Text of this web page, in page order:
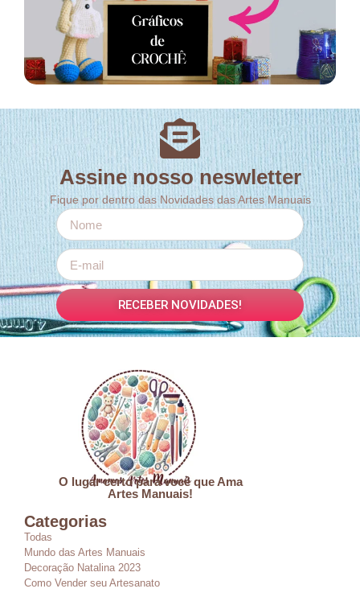
Assine nosso neswletter
Fique por dentro das Novidades das Artes Manuais
RECEBER NOVIDADES!
O lugar certo para você que Ama
Artes Manuais!
Categorias
Todas
Mundo das Artes Manuais
Decoração Natalina 2023
Como Vender seu Artesanato